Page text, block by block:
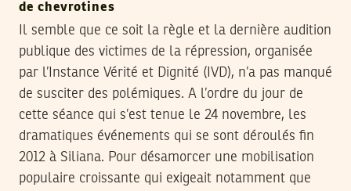
de chevrotines
Il semble que ce soit la règle et la dernière audition
publique des victimes de la répression, organisée
par l’Instance Vérité et Dignité (IVD), n’a pas manqué
de susciter des polémiques. A l’ordre du jour de
cette séance qui s’est tenue le 24 novembre, les
dramatiques événements qui se sont déroulés fin
2012 à Siliana. Pour désamorcer une mobilisation
populaire croissante qui exigeait notamment que